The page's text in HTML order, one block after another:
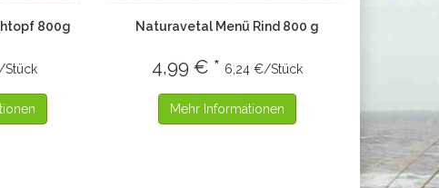
800g
Naturavetal Menü Rind 800 g
4,99 € * 6,24 €/Stück
Mehr Informationen